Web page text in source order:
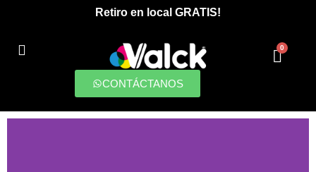
Retiro en local GRATIS!
CONTÁCTANOS
0